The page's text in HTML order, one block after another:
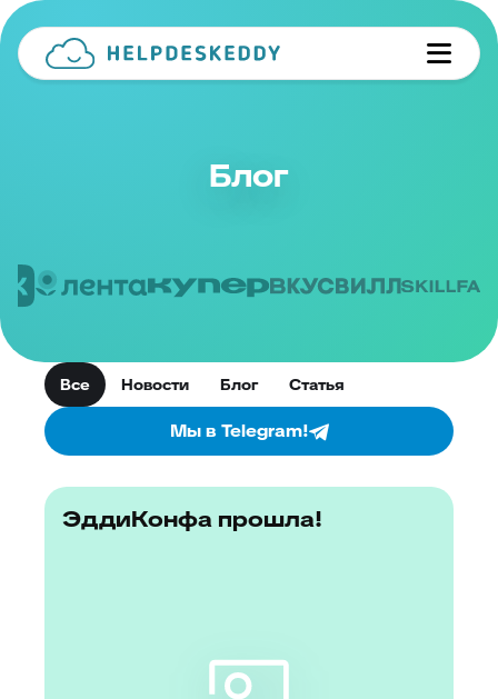
Блог
Все Новости Блог Статья
Мы в Telegram!
ЭддиКонфа прошла!